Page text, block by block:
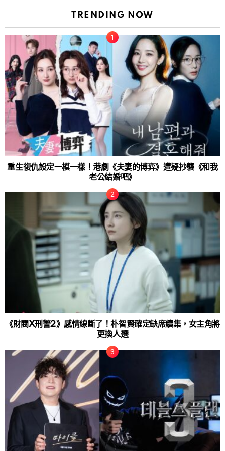
TRENDING NOW
重生復仇設定一模一樣！港劇《夫妻的博弈》遭疑抄襲《和我
老公結婚吧》
《財閥X刑警2》感情線斷了！朴智賢確定缺席續集，女主角將
更換人選